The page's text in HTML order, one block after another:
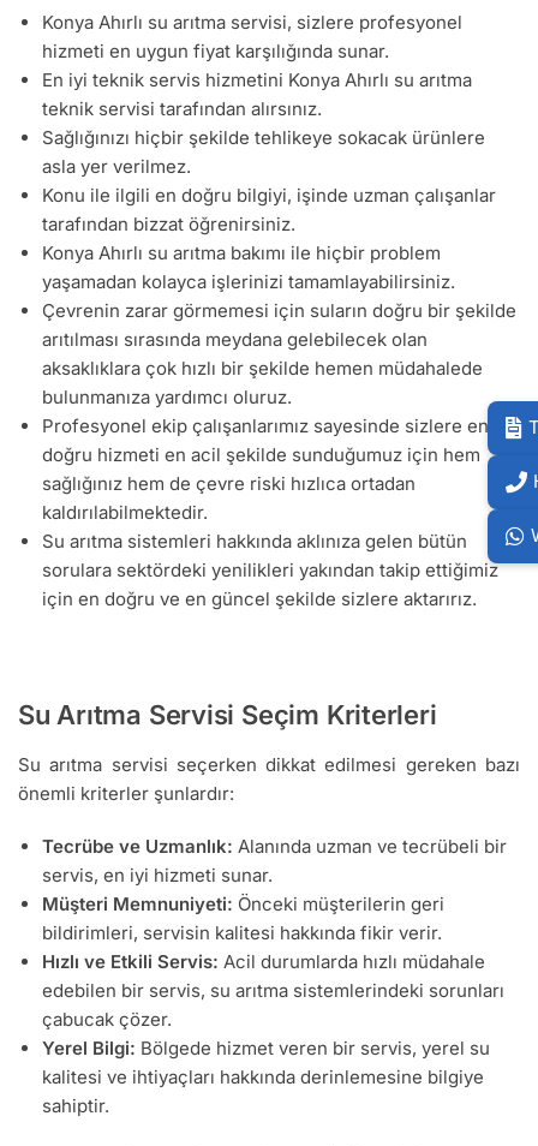
Konya Ahırlı su arıtma servisi, sizlere profesyonel
hizmeti en uygun fiyat karşılığında sunar.
En iyi teknik servis hizmetini Konya Ahırlı su arıtma
teknik servisi tarafından alırsınız.
Sağlığınızı hiçbir şekilde tehlikeye sokacak ürünlere
asla yer verilmez.
Konu ile ilgili en doğru bilgiyi, işinde uzman çalışanlar
tarafından bizzat öğrenirsiniz.
Konya Ahırlı su arıtma bakımı ile hiçbir problem
yaşamadan kolayca işlerinizi tamamlayabilirsiniz.
Çevrenin zarar görmemesi için suların doğru bir şekilde
arıtılması sırasında meydana gelebilecek olan
aksaklıklara çok hızlı bir şekilde hemen müdahalede
bulunmanıza yardımcı oluruz.
Profesyonel ekip çalışanlarımız sayesinde sizlere en
doğru hizmeti en acil şekilde sunduğumuz için hem
sağlığınız hem de çevre riski hızlıca ortadan
kaldırılabilmektedir.
Su arıtma sistemleri hakkında aklınıza gelen bütün
sorulara sektördeki yenilikleri yakından takip ettiğimiz
için en doğru ve en güncel şekilde sizlere aktarırız.
Su Arıtma Servisi Seçim Kriterleri
Su arıtma servisi seçerken dikkat edilmesi gereken bazı
önemli kriterler şunlardır:
Tecrübe ve Uzmanlık: Alanında uzman ve tecrübeli bir
servis, en iyi hizmeti sunar.
Müşteri Memnuniyeti: Önceki müşterilerin geri
bildirimleri, servisin kalitesi hakkında fikir verir.
Hızlı ve Etkili Servis: Acil durumlarda hızlı müdahale
edebilen bir servis, su arıtma sistemlerindeki sorunları
çabucak çözer.
Yerel Bilgi: Bölgede hizmet veren bir servis, yerel su
kalitesi ve ihtiyaçları hakkında derinlemesine bilgiye
sahiptir.